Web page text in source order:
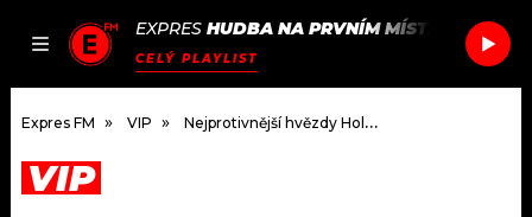
JAK
SEZNAM.CZ
EXPRES HUDBA NA PRVNÍM MÍSTĚ
CELÝ PLAYLIST
DOMŮ
Expres FM VIP Nejprotivnější hvězdy Hollywoodu, s nimiž nechce nikdo pracovat: Chamtivá Sarah Jessica Parker, vztekloun Tom Hardy a psychopat Steven Seagal
VIP